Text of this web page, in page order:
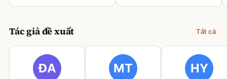
Tác giả đề xuất Tất cả